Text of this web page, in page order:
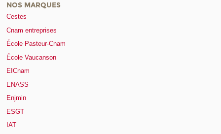
NOS MARQUES
Cestes
Cnam entreprises
École Pasteur-Cnam
École Vaucanson
EICnam
ENASS
Enjmin
ESGT
IAT